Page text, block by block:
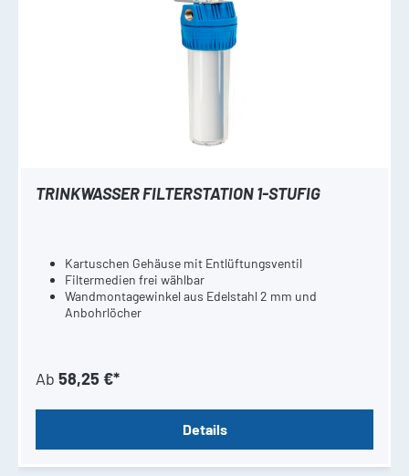
TRINKWASSER FILTERSTATION 1-STUFIG
Kartuschen Gehäuse mit Entlüftungsventil
Filtermedien frei wählbar
Wandmontagewinkel aus Edelstahl 2 mm und
Anbohrlöcher
Ab 58,25 €*
Details